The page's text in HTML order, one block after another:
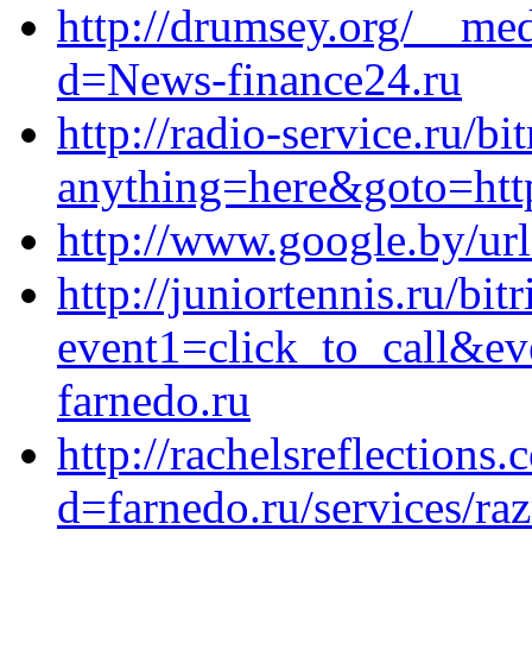
http://drumsey.org/
d=News-finance24.ru
http://radio-service.ru/
http://www.google.by/
http://juniortennis.ru/
farnedo.ru
http://
d=farnedo.ru/services/